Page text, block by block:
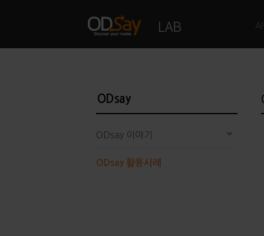
ODsay
ODsay 이야기
ODsay 활용사례